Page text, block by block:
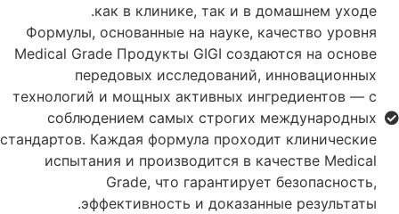
как в клинике, так и в домашнем уходе.
Формулы, основанные на науке, качество уровня
Medical Grade Продукты GIGI создаются на основе
передовых исследований, инновационных
технологий и мощных активных ингредиентов — с
соблюдением самых строгих международных
стандартов. Каждая формула проходит клинические
испытания и производится в качестве Medical
Grade, что гарантирует безопасность,
эффективность и доказанные результаты.